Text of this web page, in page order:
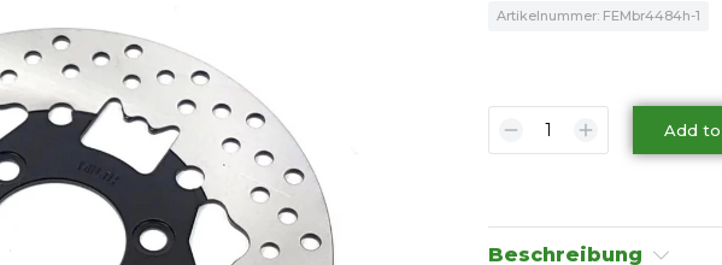
Artikelnummer: FEMbr4484h-1
Add
Beschreibung